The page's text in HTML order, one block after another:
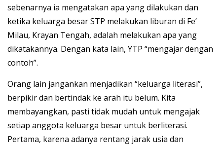
sebenarnya ia mengatakan apa yang dilakukan dan
ketika keluarga besar STP melakukan liburan di Fe’
Milau, Krayan Tengah, adalah melakukan apa yang
dikatakannya. Dengan kata lain, YTP “mengajar dengan
contoh”.
Orang lain jangankan menjadikan “keluarga literasi”,
berpikir dan bertindak ke arah itu belum. Kita
membayangkan, pasti tidak mudah untuk mengajak
setiap anggota keluarga besar untuk berliterasi.
Pertama, karena adanya rentang jarak usia dan